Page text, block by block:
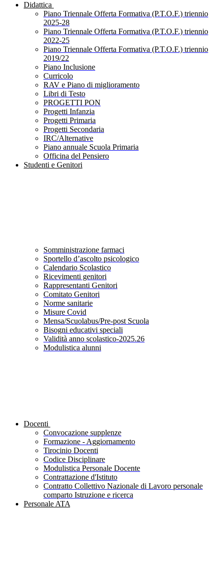
Didattica
Piano Triennale Offerta Formativa (P.T.O.F.) triennio
2025-28
Piano Triennale Offerta Formativa (P.T.O.F.) triennio
2022-25
Piano Triennale Offerta Formativa (P.T.O.F.) triennio
2019/22
Piano Inclusione
Curricolo
RAV e Piano di miglioramento
Libri di Testo
PROGETTI PON
Progetti Infanzia
Progetti Primaria
Progetti Secondaria
IRC/Alternative
Piano annuale Scuola Primaria
Officina del Pensiero
Studenti e Genitori
Somministrazione farmaci
Sportello d’ascolto psicologico
Calendario Scolastico
Ricevimenti genitori
Rappresentanti Genitori
Comitato Genitori
Norme sanitarie
Misure Covid
Mensa/Scuolabus/Pre-post Scuola
Bisogni educativi speciali
Validità anno scolastico-2025.26
Modulistica alunni
Docenti
Convocazione supplenze
Formazione - Aggiornamento
Tirocinio Docenti
Codice Disciplinare
Modulistica Personale Docente
Contrattazione d'Istituto
Contratto Collettivo Nazionale di Lavoro personale
comparto Istruzione e ricerca
Personale ATA